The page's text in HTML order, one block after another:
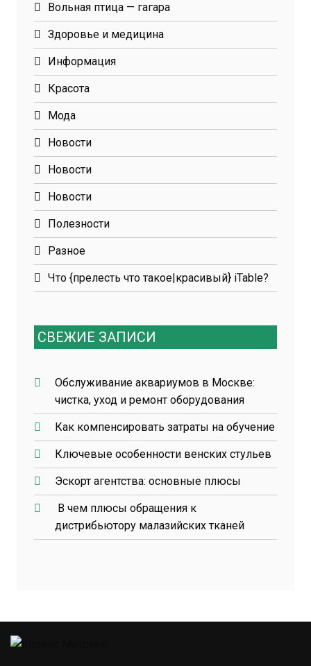
Вольная птица — гагара
Здоровье и медицина
Информация
Красота
Мода
Новости
Новости
Новости
Полезности
Разное
Что {прелесть что такое|красивый} iTable?
СВЕЖИЕ ЗАПИСИ
Обслуживание аквариумов в Москве:
чистка, уход и ремонт оборудования
Как компенсировать затраты на обучение
Ключевые особенности венских стульев
Эскорт агентства: основные плюсы
В чем плюсы обращения к
дистрибьютору малазийских тканей